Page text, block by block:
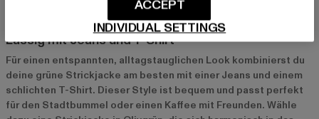
Styling-Tipps für grüne Strickjacken
Lässig mit Jeans und T-Shirt
Für einen entspannten, alltagstauglichen Look kombinierst du
deine grüne Strickjacke am besten mit einer Jeans und einem
schlichten T-Shirt. Dieser Style ist bequem und passt perfekt
für den Stadtbummel oder einen Kaffee mit Freunden. Wähle
INDIVIDUAL SETTINGS
ACCEPT